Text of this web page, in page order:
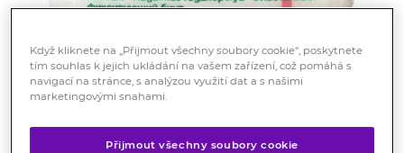
Když kliknete na „Přijmout všechny soubory cookie“, poskytnete
tím souhlas k jejich ukládání na vašem zařízení, což pomáhá s
navigací na stránce, s analýzou využití dat a s našimi
marketingovými snahami.
Přijmout všechny soubory cookie